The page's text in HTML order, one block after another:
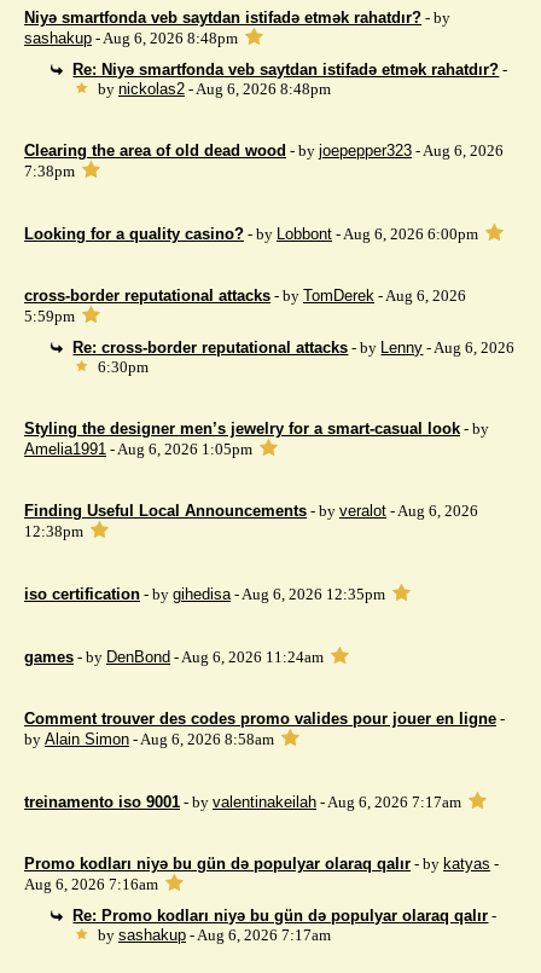
Niyə smartfonda veb saytdan istifadə etmək rahatdır? - by
sashakup - Aug 6, 2026 8:48pm
Re: Niyə smartfonda veb saytdan istifadə etmək rahatdır? -
by nickolas2- Aug 6, 2026 8:48pm
Clearing the area of ​​old dead wood - by joepepper323 - Aug 6, 2026
7:38pm
Looking for a quality casino? - by Lobbont - Aug 6, 2026 6:00pm
cross-border reputational attacks - by TomDerek - Aug 6, 2026
5:59pm
Re: cross-border reputational attacks - by Lenny - Aug 6, 2026
6:30pm
Styling the designer men’s jewelry for a smart-casual look - by
Amelia1991 - Aug 6, 2026 1:05pm
Finding Useful Local Announcements - by veralot - Aug 6, 2026
12:38pm
iso certification - by gihedisa- Aug 6, 2026 12:35pm
games - by DenBond - Aug 6, 2026 11:24am
Comment trouver des codes promo valides pour jouer en ligne -
by Alain Simon - Aug 6, 2026 8:58am
treinamento iso 9001 - by valentinakeilah - Aug 6, 2026 7:17am
Promo kodları niyə bu gün də populyar olaraq qalır - by katyas -
Aug 6, 2026 7:16am
Re: Promo kodları niyə bu gün də populyar olaraq qalır -
by sashakup- Aug 6, 2026 7:17am